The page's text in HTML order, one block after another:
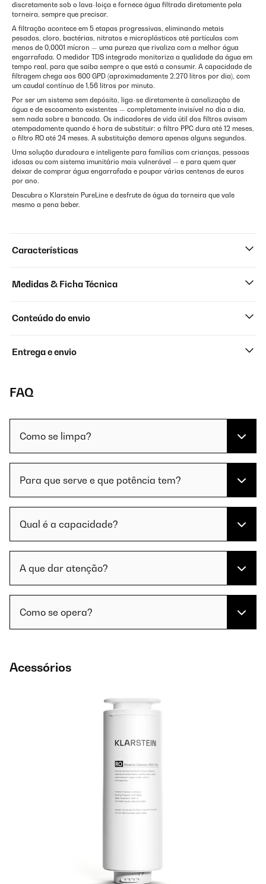
discretamente sob o lava-loiça e fornece água filtrada diretamente pela
torneira, sempre que precisar.
A filtração acontece em 5 etapas progressivas, eliminando metais
pesados, cloro, bactérias, nitratos e microplásticos até partículas com
menos de 0,0001 mícron — uma pureza que rivaliza com a melhor água
engarrafada. O medidor TDS integrado monitoriza a qualidade da água em
tempo real, para que saiba sempre o que está a consumir. A capacidade de
filtragem chega aos 600 GPD (aproximadamente 2.270 litros por dia), com
um caudal contínuo de 1,56 litros por minuto.
Por ser um sistema sem depósito, liga-se diretamente à canalização de
água e de escoamento existentes — completamente invisível no dia a dia,
sem nada sobre a bancada. Os indicadores de vida útil dos filtros avisam
atempadamente quando é hora de substituir: o filtro PPC dura até 12 meses,
o filtro RO até 24 meses. A substituição demora apenas alguns segundos.
Uma solução duradoura e inteligente para famílias com crianças, pessoas
idosas ou com sistema imunitário mais vulnerável — e para quem quer
deixar de comprar água engarrafada e poupar várias centenas de euros
por ano.
Descubra o Klarstein PureLine e desfrute de água da torneira que vale
mesmo a pena beber.
Características
Medidas & Ficha Técnica
Conteúdo do envio
Entrega e envio
FAQ
Como se limpa?
Para que serve e que potência tem?
Qual é a capacidade?
A que dar atenção?
Como se opera?
Acessórios